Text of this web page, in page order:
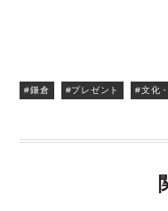
#鎌倉 #プレゼント #文化